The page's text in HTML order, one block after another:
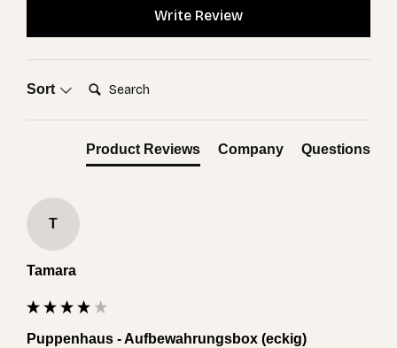
Write Review
Sort Search:
Product Reviews Company Questions
T
Tamara
Puppenhaus - Aufbewahrungsbox (eckig)